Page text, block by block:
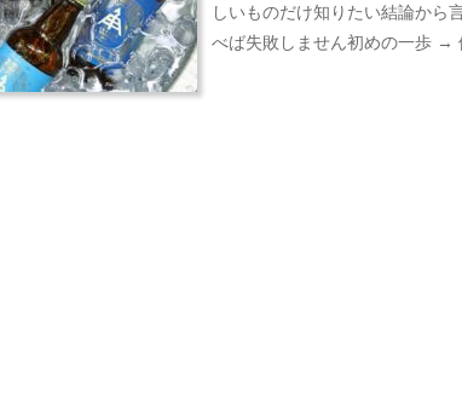
しいものだけ知りたい結論から
べば失敗しません初めの一歩 →